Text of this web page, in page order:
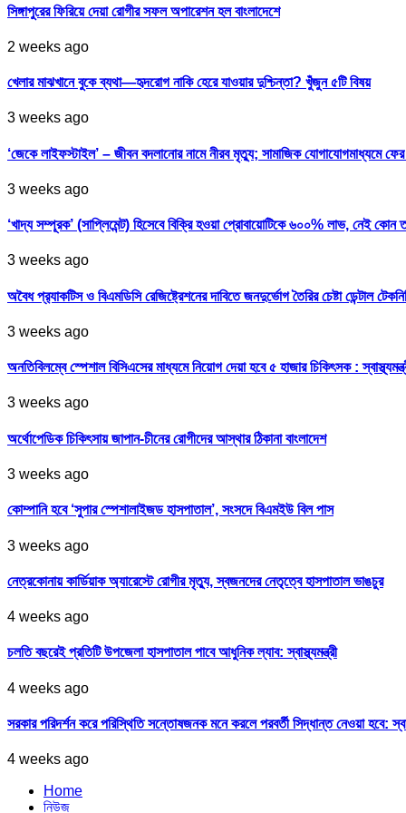
সিঙ্গাপুরের ফিরিয়ে দেয়া রোগীর সফল অপারেশন হল বাংলাদেশে
2 weeks ago
খেলার মাঝখানে বুকে ব্যথা—হৃদরোগ নাকি হেরে যাওয়ার দুশ্চিন্তা? খুঁজুন ৫টি বিষয়
3 weeks ago
‘জেকে লাইফস্টাইল’ – জীবন বদলানোর নামে নীরব মৃত্যু; সামাজিক যোগাযোগমাধ্যমে
3 weeks ago
‘খাদ্য সম্পূরক’ (সাপ্লিমেন্ট) হিসেবে বিক্রি হওয়া প্রোবায়োটিকে ৬০০% লাভ, নেই কোন
3 weeks ago
অবৈধ প্র‍্যাকটিস ও বিএমডিসি রেজিষ্ট্রেশনের দাবিতে জনদুর্ভোগ তৈরির চেষ্টা ডেন্টাল
3 weeks ago
অনতিবিলম্বে স্পেশাল বিসিএসের মাধ্যমে নিয়োগ দেয়া হবে ৫ হাজার চিকিৎসক :
3 weeks ago
অর্থোপেডিক চিকিৎসায় জাপান-চীনের রোগীদের আস্থার ঠিকানা বাংলাদেশ
3 weeks ago
কোম্পানি হবে ‘সুপার স্পেশালাইজড হাসপাতাল’, সংসদে বিএমইউ বিল পাস
3 weeks ago
নেত্রকোনায় কার্ডিয়াক অ্যারেস্টে রোগীর মৃত্যু, স্বজনদের নেতৃত্বে হাসপাতাল ভাঙচুর
4 weeks ago
চলতি বছরেই প্রতিটি উপজেলা হাসপাতাল পাবে আধুনিক ল্যাব: স্বাস্থ্যমন্ত্রী
4 weeks ago
সরকার পরিদর্শন করে পরিস্থিতি সন্তোষজনক মনে করলে পরবর্তী সিদ্ধান্ত নেওয়া হবে:
4 weeks ago
Home
নিউজ